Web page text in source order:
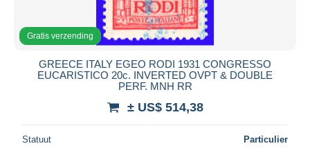
Gratis verzending
GREECE ITALY EGEO RODI 1931 CONGRESSO
EUCARISTICO 20c. INVERTED OVPT & DOUBLE
PERF. MNH RR
± US$ 514,38
Statuut Particulier